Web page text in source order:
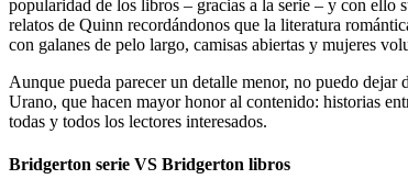
popularidad de los libros – gracias a la serie – y con ello
relatos de Quinn recordándonos que la literatura
con galanes de pelo largo, camisas abiertas y mujeres
Aunque pueda parecer un detalle menor, no puedo
Urano, que hacen mayor honor al contenido: historias
todas y todos los lectores interesados.
Bridgerton serie VS Bridgerton libros